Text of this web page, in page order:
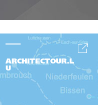
ARCHITECTOUR.L
U